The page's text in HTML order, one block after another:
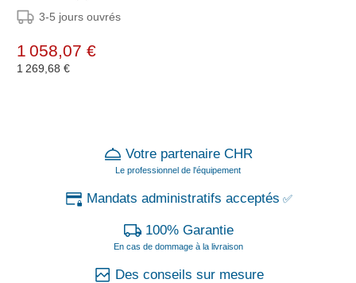
3-5 jours ouvrés
1 058,07 €
1 269,68 €
Votre partenaire CHR
Le professionnel de l'équipement
Mandats administratifs acceptés ✅
100% Garantie
En cas de dommage à la livraison
Des conseils sur mesure